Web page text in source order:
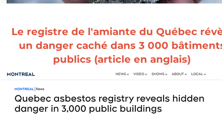
Le registre de l'amiante du Québec
un danger caché dans 3 000
publics (article en anglais)